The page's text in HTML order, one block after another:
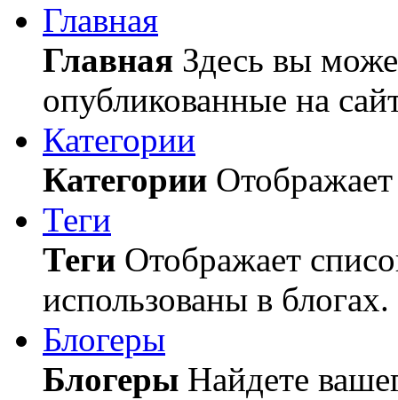
Главная
Главная Здесь вы
опубликованные на
Категории
Категории
Теги
Теги Отображает
использованы в блогах.
Блогеры
Блогеры Найдете